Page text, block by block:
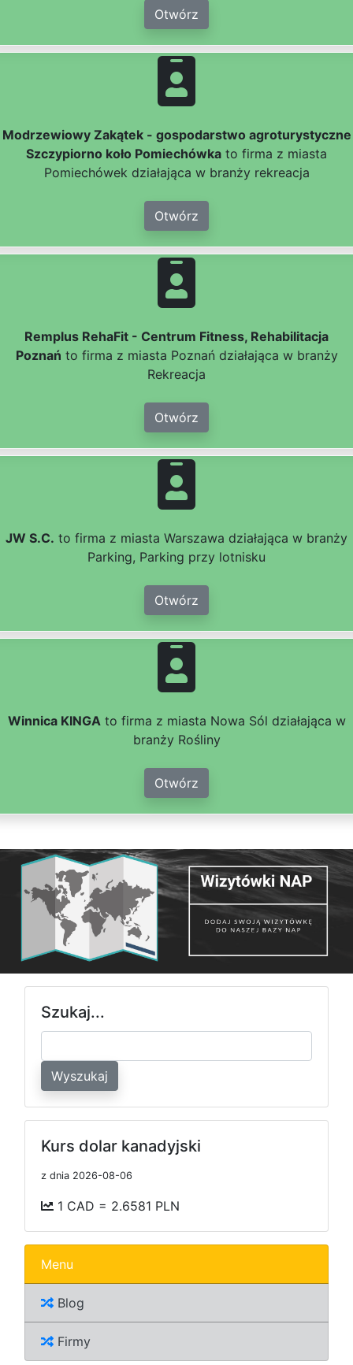
Otwórz
Modrzewiowy Zakątek - gospodarstwo agroturystyczne
Szczypiorno koło Pomiechówka to firma z miasta
Pomiechówek działająca w branży rekreacja
Otwórz
Remplus RehaFit - Centrum Fitness, Rehabilitacja
Poznań to firma z miasta Poznań działająca w branży
Rekreacja
Otwórz
JW S.C. to firma z miasta Warszawa działająca w branży
Parking, Parking przy lotnisku
Otwórz
Winnica KINGAto firma z miasta Nowa Sól działająca w
branży Rośliny
Otwórz
Szukaj...
Wyszukaj
Kurs dolar kanadyjski
z dnia 2026-08-06
1 CAD = 2.6581 PLN
Menu
Blog
Firmy